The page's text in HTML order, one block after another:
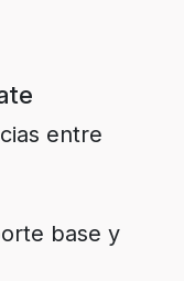
entre
base y